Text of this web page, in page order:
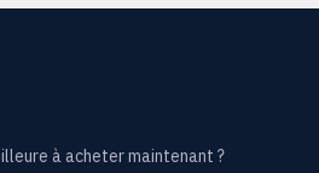
à acheter maintenant ?